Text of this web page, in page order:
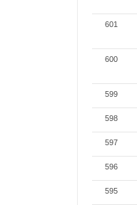
601
600
599
598
597
596
595